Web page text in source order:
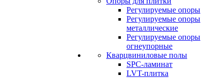
Регулируемые опоры
Регулируемые опоры
металлические
Регулируемые опоры
огнеупорные
Кварцвиниловые полы
SPC-ламинат
LVT-плитка